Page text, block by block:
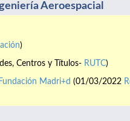
Aeroespacial
)
Centros y Títulos- RUTC)
Madri+d (01/03/2022